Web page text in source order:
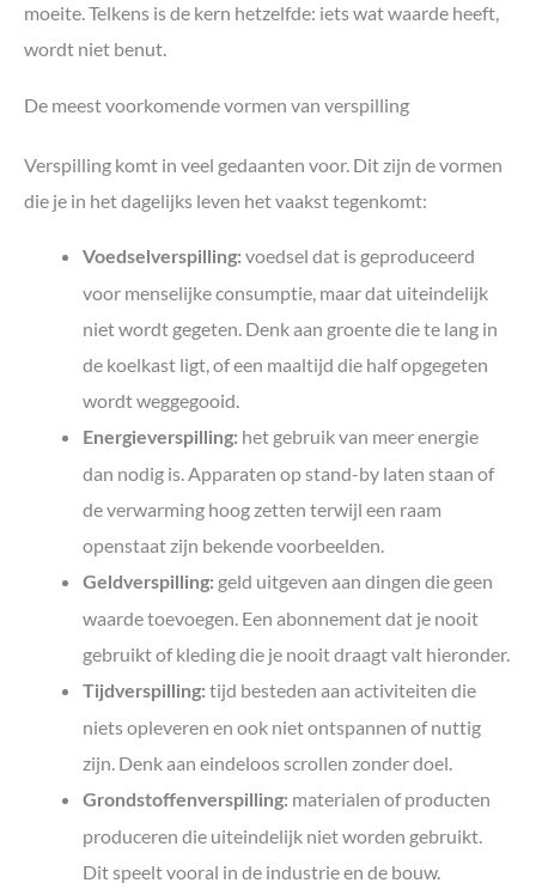
moeite. Telkens is de kern hetzelfde: iets wat waarde heeft,
wordt niet benut.
De meest voorkomende vormen van verspilling
Verspilling komt in veel gedaanten voor. Dit zijn de vormen
die je in het dagelijks leven het vaakst tegenkomt:
Voedselverspilling: voedsel dat is geproduceerd
voor menselijke consumptie, maar dat uiteindelijk
niet wordt gegeten. Denk aan groente die te lang in
de koelkast ligt, of een maaltijd die half opgegeten
wordt weggegooid.
Energieverspilling: het gebruik van meer energie
dan nodig is. Apparaten op stand-by laten staan of
de verwarming hoog zetten terwijl een raam
openstaat zijn bekende voorbeelden.
Geldverspilling: geld uitgeven aan dingen die geen
waarde toevoegen. Een abonnement dat je nooit
gebruikt of kleding die je nooit draagt valt hieronder.
Tijdverspilling: tijd besteden aan activiteiten die
niets opleveren en ook niet ontspannen of nuttig
zijn. Denk aan eindeloos scrollen zonder doel.
Grondstoffenverspilling: materialen of producten
produceren die uiteindelijk niet worden gebruikt.
Dit speelt vooral in de industrie en de bouw.